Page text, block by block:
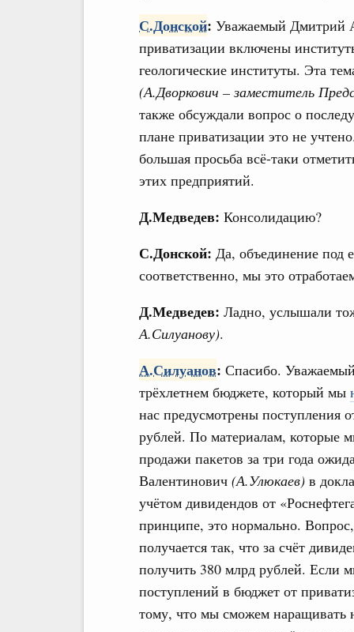
С.Донской: Уважаемый Дмитрий
приватизации включены
геологические институты. Эта
(А.Дворкович – заместитель
также обсуждали вопрос о
плане приватизации это не
большая просьба всё-таки
этих предприятий.
Д.Медведев: Консолидацию?
С.Донской: Да, объединение под
соответственно, мы это
Д.Медведев: Ладно, услышали
А.Силуанову).
А.Силуанов: Спасибо.
трёхлетнем бюджете, который мы
нас предусмотрены поступления
рублей. По материалам, которые
продажи пакетов за три года
Валентинович (А.Улюкаев) в
учётом дивидендов от
принципе, это нормально.
получается так, что за счёт
получить 380 млрд рублей. Если
поступлений в бюджет от
тому, что мы сможем наращивать